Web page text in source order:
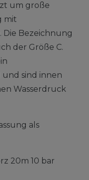
um große
mit
Bezeichnung
der Größe C.
und sind innen
Wasserdruck
als
20m 10 bar